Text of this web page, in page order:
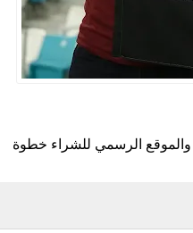
والموقع الرسمي للشراء خطوة